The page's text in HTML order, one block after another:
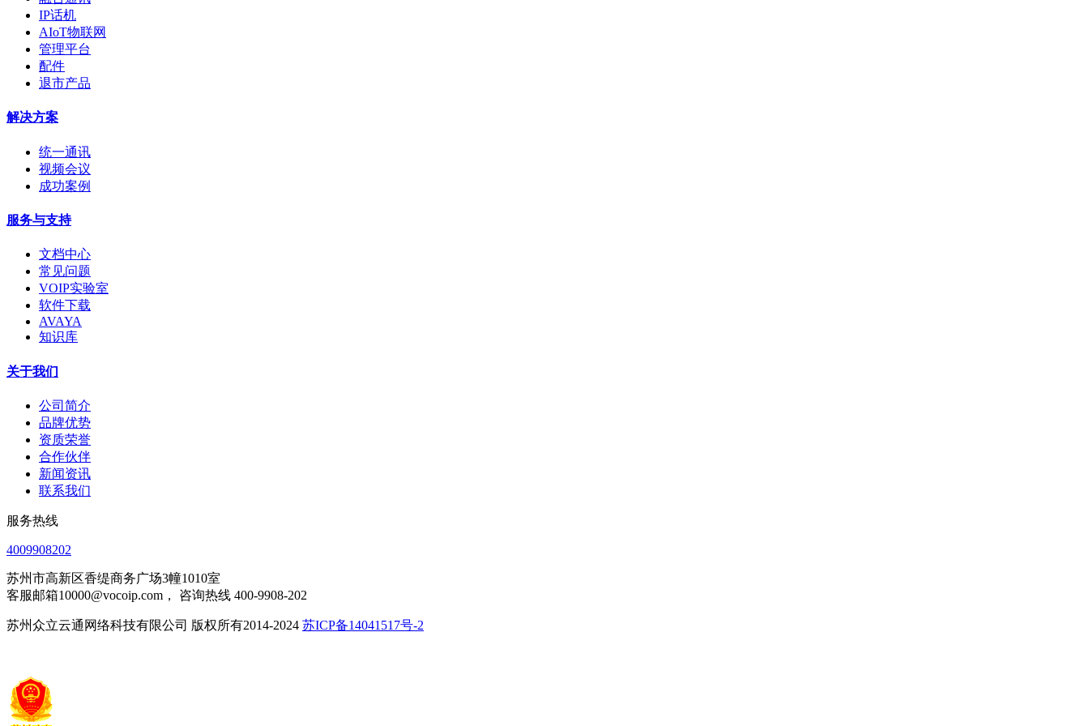
IP话机
AIoT物联网
管理平台
配件
退市产品
解决方案
统一通讯
视频会议
成功案例
服务与支持
文档中心
常见问题
VOIP实验室
软件下载
AVAYA
知识库
关于我们
公司简介
品牌优势
资质荣誉
合作伙伴
新闻资讯
联系我们
服务热线
4009908202
苏州市高新区香缇商务广场3幢1010室
客服邮箱10000@vocoip.com， 咨询热线 400-9908-202
苏州众立云通网络科技有限公司 版权所有2014-2024 苏ICP备14041517号-2